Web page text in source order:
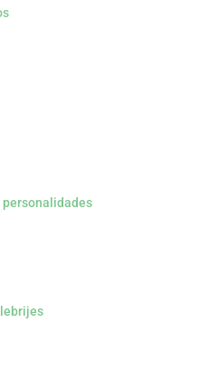
personalidades